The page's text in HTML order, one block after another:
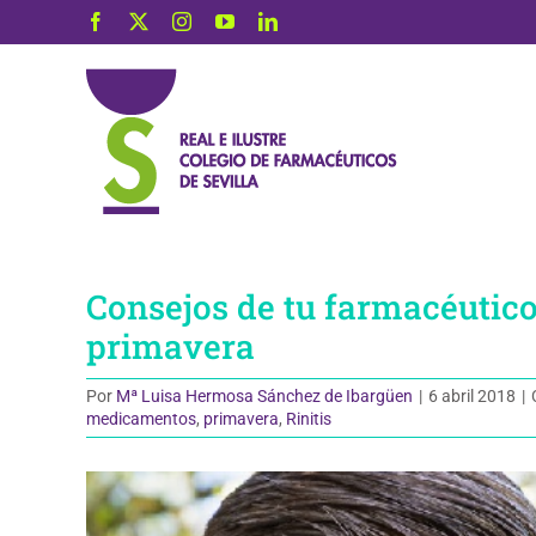
Facebook InstagramYouTubeLinkedIn
Consejos de tu
primavera
Por Mª Luisa Hermosa Sánchez de Ibargüen | 6 abril 2018 |
medicamentos, primavera, Rinitis
Ver
imagen